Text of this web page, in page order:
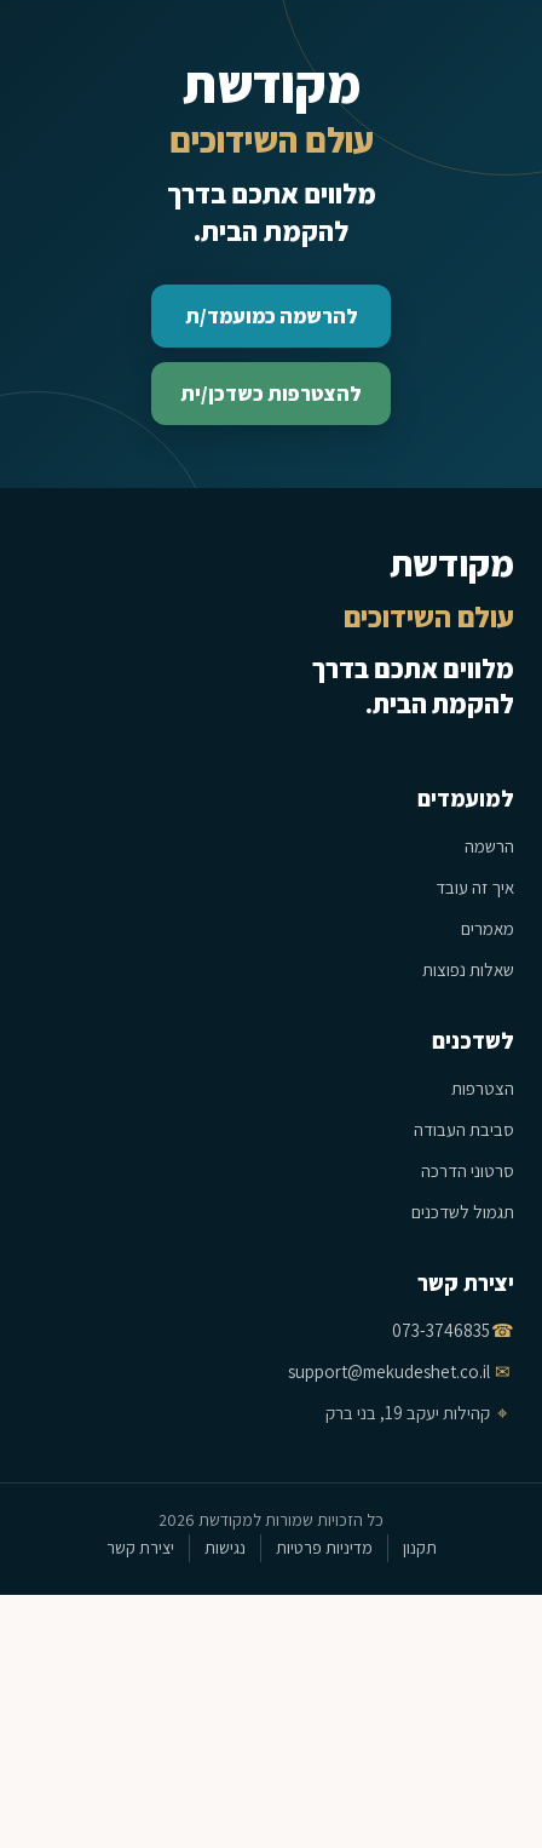
מקודשת
עולם השידוכים
מלווים אתכם בדרך
להקמת הבית.
להרשמה כמועמד/ת
להצטרפות כשדכן/ית
מקודשת
עולם השידוכים
מלווים אתכם בדרך
להקמת הבית.
למועמדים
הרשמה
איך זה עובד
מאמרים
שאלות נפוצות
לשדכנים
הצטרפות
סביבת העבודה
סרטוני הדרכה
תגמול לשדכנים
יצירת קשר
☎
073-3746835
✉
support@mekudeshet.co.il
⌖ קהילות יעקב 19, בני ברק
כל הזכויות שמורות למקודשת 2026
תקנון
מדיניות פרטיות נגישות יצירת קשר